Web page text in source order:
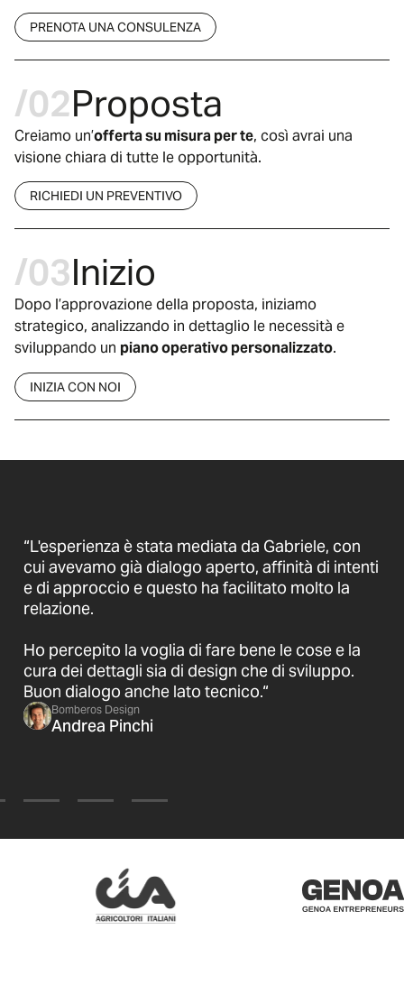
PRENOTA UNA CONSULENZA
/02Proposta
Creiamo un’offerta su misura per te, così avrai una
visione chiara di tutte le opportunità.
RICHIEDI UN PREVENTIVO
/03Inizio
Dopo l’approvazione della proposta, iniziamo
strategico, analizzando in dettaglio le necessità e
sviluppando un piano operativo personalizzato.
INIZIA CON NOI
“L'esperienza è stata mediata da Gabriele, con
cui avevamo già dialogo aperto, affinità di intenti
e di approccio e questo ha facilitato molto la
relazione.
Ho percepito la voglia di fare bene le cose e la
cura dei dettagli sia di design che di sviluppo.
Buon dialogo anche lato tecnico.“
Bomberos Design
Andrea Pinchi